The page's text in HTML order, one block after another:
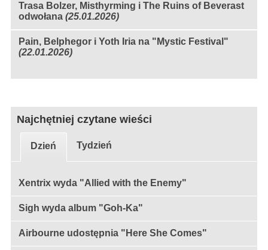
Trasa Bolzer, Misthyrming i The Ruins of Beverast
odwołana (25.01.2026)
Pain, Belphegor i Yoth Iria na "Mystic Festival"
(22.01.2026)
Najchętniej czytane wieści
Dzień Tydzień
Xentrix wyda "Allied with the Enemy"
Sigh wyda album "Goh-Ka"
Airbourne udostępnia "Here She Comes"